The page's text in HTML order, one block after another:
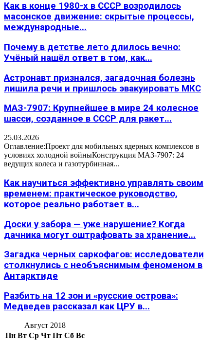
Как в конце 1980-х в СССР возродилось
масонское движение: скрытые процессы,
международные...
Почему в детстве лето длилось вечно:
Учёный нашёл ответ в том, как...
Астронавт признался, загадочная болезнь
лишила речи и пришлось эвакуировать МКС
МАЗ-7907: Крупнейшее в мире 24 колесное
шасси, созданное в СССР для ракет...
25.03.2026
Оглавление:Проект для мобильных ядерных комплексов в
условиях холодной войныКонструкция МАЗ-7907: 24
ведущих колеса и газотурбинная...
Как научиться эффективно управлять своим
временем: практическое руководство,
которое реально работает в...
Доски у забора — уже нарушение? Когда
дачника могут оштрафовать за хранение...
Загадка черных саркофагов: исследователи
столкнулись с необъяснимым феноменом в
Антарктиде
Разбить на 12 зон и «русские острова»:
Медведев рассказал как ЦРУ в...
Август 2018
Пн Вт Ср Чт Пт Сб Вс